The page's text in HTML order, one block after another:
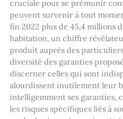
cruciale pour se prémunir
peuvent survenir à tout
fin 2022 plus de 45,4 millions
habitation, un chiffre
produit auprès des
diversité des garanties
discerner celles qui sont
alourdissent inutilement leur
intelligemment ses garanties,
les risques spécifiques liés à